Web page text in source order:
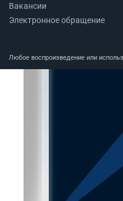
Вакансии
Электронное обращение
Любое воспроизведение или